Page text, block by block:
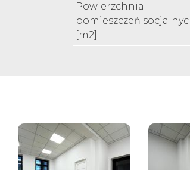
Powierzchnia
pomieszczeń
[m2]